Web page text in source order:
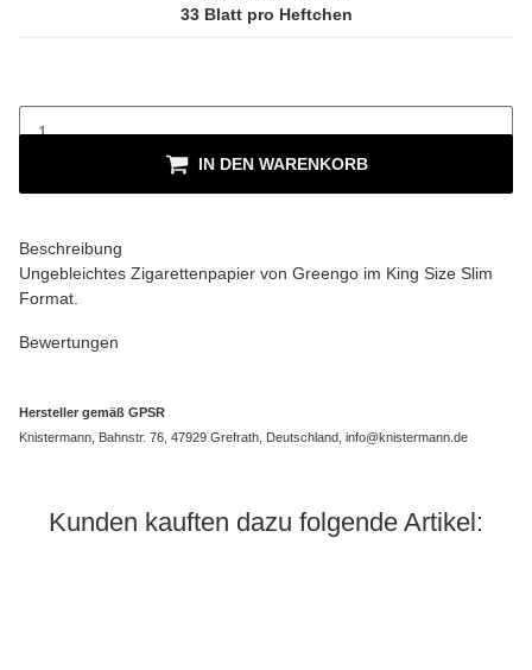
33 Blatt pro Heftchen
IN DEN WARENKORB
Beschreibung
Ungebleichtes Zigarettenpapier von Greengo im King Size Slim
Format.
Bewertungen
Hersteller gemäß GPSR
Knistermann, Bahnstr. 76, 47929 Grefrath, Deutschland, info@knistermann.de
Kunden kauften dazu folgende Artikel: